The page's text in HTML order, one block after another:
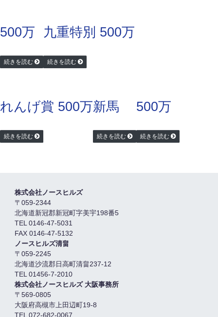
500万
続きを読む
九重特別 500万
続きを読む
れんげ賞 500万
続きを読む
新馬
続きを読む
500万
続きを読む
株式会社ノースヒルズ
〒059-2344
北海道新冠郡新冠町字美宇198番5
TEL 0146-47-5031
FAX 0146-47-5132
ノースヒルズ清畠
〒059-2245
北海道沙流郡日高町清畠237-12
TEL 01456-7-2010
株式会社ノースヒルズ 大阪事務所
〒569-0805
大阪府高槻市上田辺町19-8
TEL 072-682-0067